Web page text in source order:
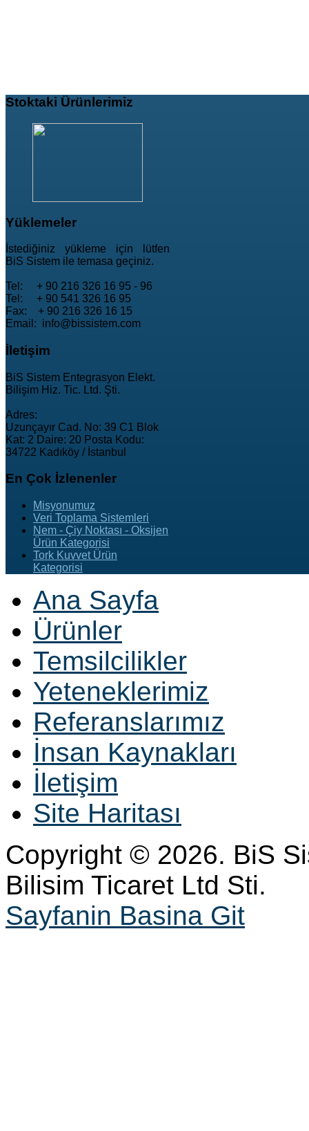
Stoktaki Ürünlerimiz
Yüklemeler
İstediğiniz yükleme için lütfen
BiS Sistem ile temasa geçiniz.
Tel: + 90 216 326 16 95 - 96
Tel: + 90 541 326 16 95
Fax: + 90 216 326 16 15
Email: info@bissistem.com
İletişim
BiS Sistem Entegrasyon Elekt.
Bilişim Hiz. Tic. Ltd. Şti.
Adres:
Uzunçayır Cad. No: 39 C1 Blok
Kat: 2 Daire: 20 Posta Kodu:
34722 Kadıköy / İstanbul
En Çok İzlenenler
Misyonumuz
Veri Toplama Sistemleri
Nem - Çiy Noktası - Oksijen
Ürün Kategorisi
Tork Kuvvet Ürün
Kategorisi
Ana Sayfa
Ürünler
Temsilcilikler
Yeteneklerimiz
Referanslarımız
İnsan Kaynakları
İletişim
Site Haritası
Copyright © 2026. BiS
Bilisim Ticaret Ltd Sti.
Sayfanin Basina Git